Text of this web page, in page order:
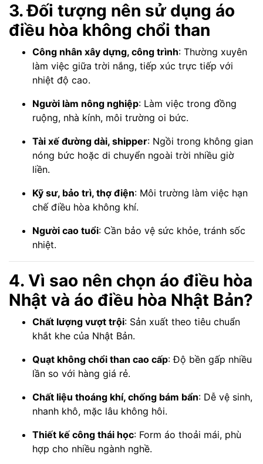
3. Đối tượng nên sử dụng áo
điều hòa không chổi than
Công nhân xây dựng, công trình: Thường xuyên
làm việc giữa trời nắng, tiếp xúc trực tiếp với
nhiệt độ cao.
Người làm nông nghiệp: Làm việc trong đồng
ruộng, nhà kính, môi trường oi bức.
Tài xế đường dài, shipper: Ngồi trong không gian
nóng bức hoặc di chuyển ngoài trời nhiều giờ
liền.
Kỹ sư, bảo trì, thợ điện: Môi trường làm việc hạn
chế điều hòa không khí.
Người cao tuổi: Cần bảo vệ sức khỏe, tránh sốc
nhiệt.
4. Vì sao nên chọn áo điều hòa
Nhật và áo điều hòa Nhật Bản?
Chất lượng vượt trội: Sản xuất theo tiêu chuẩn
khắt khe của Nhật Bản.
Quạt không chổi than cao cấp: Độ bền gấp nhiều
lần so với hàng giá rẻ.
Chất liệu thoáng khí, chống bám bẩn: Dễ vệ sinh,
nhanh khô, mặc lâu không hôi.
Thiết kế công thái học: Form áo thoải mái, phù
hợp cho nhiều ngành nghề.